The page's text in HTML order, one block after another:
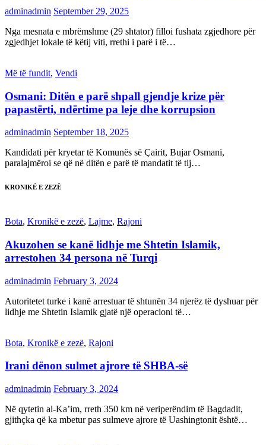
adminadmin September 29, 2025
Nga mesnata e mbrëmshme (29 shtator) filloi fushata zgjedhore për
zgjedhjet lokale të këtij viti, rrethi i parë i të…
Më të fundit, Vendi
Osmani: Ditën e parë shpall gjendje krize për
papastërti, ndërtime pa leje dhe korrupsion
adminadmin September 18, 2025
Kandidati për kryetar të Komunës së Çairit, Bujar Osmani,
paralajmëroi se që në ditën e parë të mandatit të tij…
KRONIKË E ZEZË
Bota, Kronikë e zezë, Lajme, Rajoni
Akuzohen se kanë lidhje me Shtetin Islamik,
arrestohen 34 persona në Turqi
adminadmin February 3, 2024
Autoritetet turke i kanë arrestuar të shtunën 34 njerëz të dyshuar për
lidhje me Shtetin Islamik gjatë një operacioni të…
Bota, Kronikë e zezë, Rajoni
Irani dënon sulmet ajrore të SHBA-së
adminadmin February 3, 2024
Në qytetin al-Ka’im, rreth 350 km në veriperëndim të Bagdadit,
gjithçka që ka mbetur pas sulmeve ajrore të Uashingtonit është…